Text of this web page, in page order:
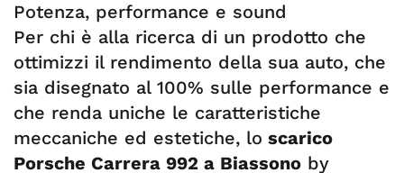
Potenza, performance e sound
Per chi è alla ricerca di un prodotto che
ottimizzi il rendimento della sua auto, che
sia disegnato al 100% sulle performance e
che renda uniche le caratteristiche
meccaniche ed estetiche, lo scarico
Porsche Carrera 992 a Biassono by